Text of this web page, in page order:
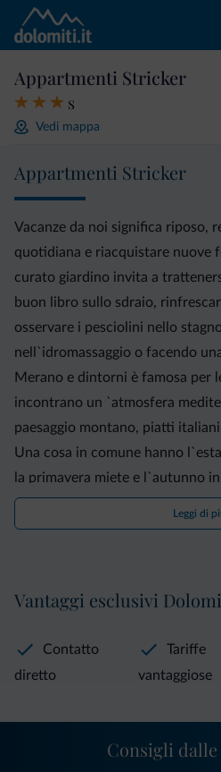
Appartmenti Stricker
s
Vedi mappa
Appartmenti Stricker
Vacanze da noi significa riposo,
quotidiana e riacquistare nuove
curato giardino invita a
buon libro sullo sdraio,
osservare i pesciolini nello
nell`idromassaggio o facendo
Merano e dintorni è famosa per
incontrano un `atmosfera
paesaggio montano, piatti
Una cosa in comune hanno
la primavera miete e l`autunno
all`anno. L`Alto Adige è un
Innumerevoli possibilità per
disposizione una vasta varietà di
invitanti cafè.
Leggi di
Vantaggi esclusivi
Contatto
diretto
Tariffe
vantaggiose
Consigli